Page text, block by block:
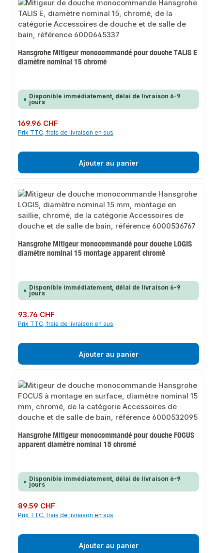
Hansgrohe Mitigeur monocommandé pour douche TALIS E
diamètre nominal 15 chromé
Disponible immédiatement, délai de livraison 6-9
jours
Prix régulier :
169.96 CHF
Prix TTC, frais de livraison en sus
Ajouter au panier
Hansgrohe Mitigeur monocommandé pour douche LOGIS
diamètre nominal 15 montage apparent chromé
Disponible immédiatement, délai de livraison 6-9
jours
Prix régulier :
93.76 CHF
Prix TTC, frais de livraison en sus
Ajouter au panier
Hansgrohe Mitigeur monocommandé pour douche FOCUS
apparent diamètre nominal 15 chromé
Disponible immédiatement, délai de livraison 6-9
jours
Prix régulier :
89.59 CHF
Prix TTC, frais de livraison en sus
Ajouter au panier